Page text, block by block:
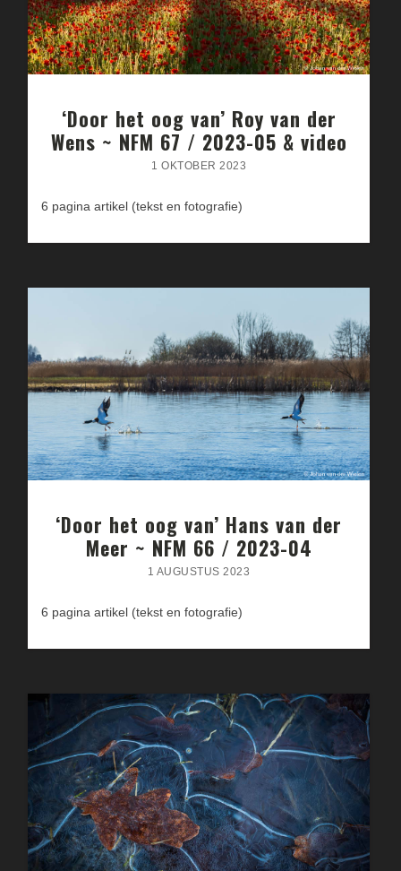
‘Door het oog van’ Roy van der
Wens ~ NFM 67 / 2023-05 & video
1 OKTOBER 2023
6 pagina artikel (tekst en fotografie)
‘Door het oog van’ Hans van der
Meer ~ NFM 66 / 2023-04
1 AUGUSTUS 2023
6 pagina artikel (tekst en fotografie)